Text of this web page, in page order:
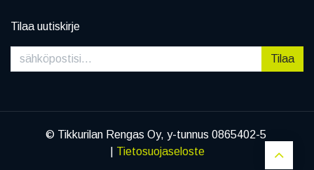
Tilaa uutiskirje
Tilaa
© Tikkurilan Rengas Oy, y-tunnus 0865402-5
Tietosuojaseloste